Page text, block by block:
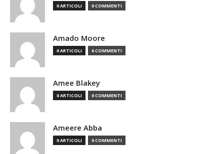
0 ARTICOLI 0 COMMENTI
Amado Moore
0 ARTICOLI 0 COMMENTI
Amee Blakey
0 ARTICOLI 0 COMMENTI
Ameere Abba
0 ARTICOLI 0 COMMENTI